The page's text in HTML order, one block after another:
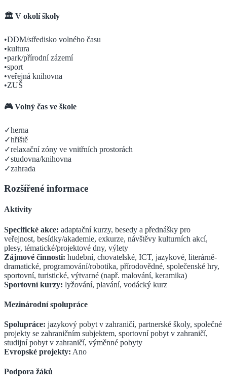
🏛️ V okolí školy
•DDM/středisko volného času
•kultura
•park/přírodní zázemí
•sport
•veřejná knihovna
•ZUŠ
🎮 Volný čas ve škole
✓herna
✓hřiště
✓relaxační zóny ve vnitřních prostorách
✓studovna/knihovna
✓zahrada
Rozšířené informace
Aktivity
Specifické akce: adaptační kurzy, besedy a přednášky pro
veřejnost, besídky/akademie, exkurze, návštěvy kulturních akcí,
plesy, tématické/projektové dny, výlety
Zájmové činnosti: hudební, chovatelské, ICT, jazykové, literárně-
dramatické, programování/robotika, přírodovědné, společenské hry,
sportovní, turistické, výtvarné (např. malování, keramika)
Sportovní kurzy: lyžování, plavání, vodácký kurz
Mezinárodní spolupráce
Spolupráce: jazykový pobyt v zahraničí, partnerské školy, společné
projekty se zahraničním subjektem, sportovní pobyt v zahraničí,
studijní pobyt v zahraničí, výměnné pobyty
Evropské projekty: Ano
Podpora žáků